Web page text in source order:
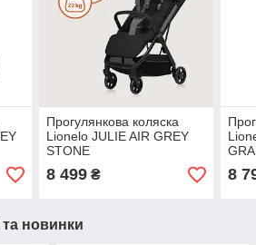
Прогулянкова коляска
Lionelo JULIE AIR GREY
STONE
8 499₴ 8
та новинки